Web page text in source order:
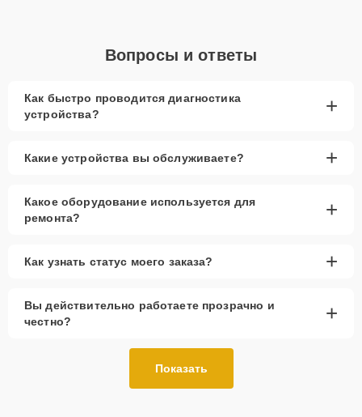
Вопросы и ответы
Как быстро проводится диагностика
устройства?
+
Какие устройства вы обслуживаете? +
Какое оборудование используется для
ремонта?
+
Как узнать статус моего заказа? +
Вы действительно работаете прозрачно и
честно?
+
Показать